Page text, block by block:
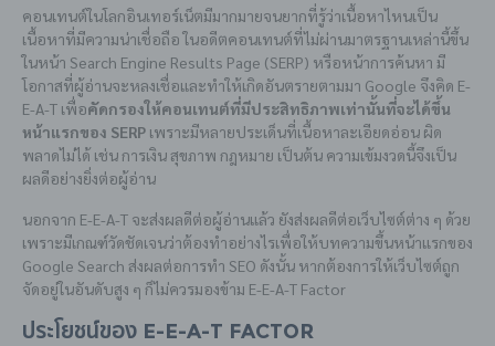
คอนเทนต์ในโลกอินเทอร์เน็ตมีมากมายจนยากที่รู้ว่าเนื้อหาไหนเป็น
เนื้อหาที่มีความน่าเชื่อถือ ในอดีตคอนเทนต์ที่ไม่ผ่านมาตรฐานเหล่านี้ขึ้น
ในหน้า Search Engine Results Page (SERP) หรือหน้าการค้นหา มี
โอกาสที่ผู้อ่านจะหลงเชื่อและทำให้เกิดอันตรายตามมา Google จึงคิด E-
E-A-T เพื่อคัดกรองให้คอนเทนต์ที่มีประสิทธิภาพเท่านั้นที่จะได้ขึ้น
หน้าแรกของ SERP เพราะมีหลายประเด็นที่เนื้อหาละเอียดอ่อน ผิด
พลาดไม่ได้ เช่น การเงิน สุขภาพ กฎหมาย เป็นต้น ความเข้มงวดนี้จึงเป็น
ผลดีอย่างยิ่งต่อผู้อ่าน
นอกจาก E-E-A-T จะส่งผลดีต่อผู้อ่านแล้ว ยังส่งผลดีต่อเว็บไซต์ต่าง ๆ ด้วย
เพราะมีเกณฑ์วัดชัดเจนว่าต้องทำอย่างไรเพื่อให้บทความขึ้นหน้าแรกของ
Google Search ส่งผลต่อการทำ SEO ดังนั้น หากต้องการให้เว็บไซต์ถูก
จัดอยู่ในอันดับสูง ๆ ก็ไม่ควรมองข้าม E-E-A-T Factor
ประโยชน์ของ E-E-A-T Factor